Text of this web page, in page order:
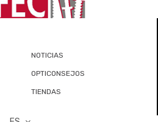
NOTICIAS
OPTICONSEJOS
TIENDAS